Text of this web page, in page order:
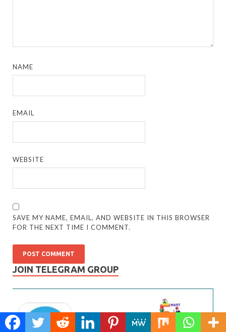
NAME
EMAIL
WEBSITE
SAVE MY NAME, EMAIL, AND WEBSITE IN THIS BROWSER
FOR THE NEXT TIME I COMMENT.
JOIN TELEGRAM GROUP